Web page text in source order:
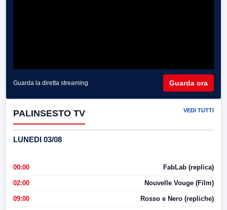
Guarda la diretta streaming Guarda ora
PALINSESTO TV VEDI TUTTI
LUNEDI 03/08
00:00 FabLab (replica)
02:00 Nouvelle Vouge (Film)
09:00 Rosso e Nero (repliche)